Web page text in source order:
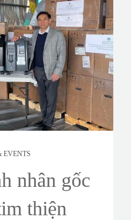
EVENTS
nhân gốc
thiện